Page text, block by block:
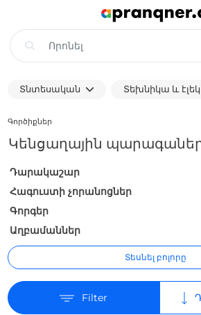
Տնտեսական Տեխնիկա և
Գործիքներ
Կենցաղային
Դարակաշար
Հագուստի չորանոցներ
Գորգեր
Աղբամաններ
Տեսնել բոլորը
Filter